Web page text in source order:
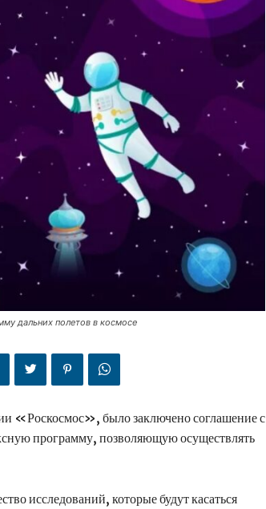
дальних полетов в космосе
«Роскосмос», было заключено соглашение с
программу, позволяющую осуществлять
исследований, которые будут касаться